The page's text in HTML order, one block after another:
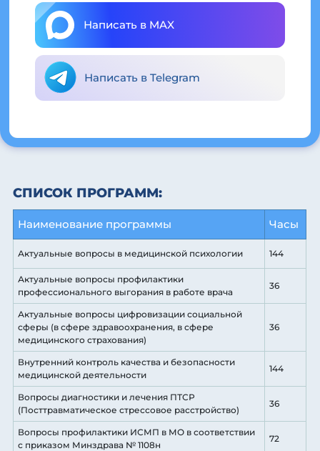
Написать в MAX
Написать в Telegram
СПИСОК ПРОГРАММ:
Наименование программы Часы
Актуальные вопросы в медицинской психологии 144
Актуальные вопросы профилактики
профессионального выгорания в работе врача
36
Актуальные вопросы цифровизации социальной
сферы (в сфере здравоохранения, в сфере
медицинского страхования)
36
Внутренний контроль качества и безопасности
медицинской деятельности
144
Вопросы диагностики и лечения ПТСР
(Посттравматическое стрессовое расстройство)
36
Вопросы профилактики ИСМП в МО в соответствии
с приказом Минздрава № 1108н
72